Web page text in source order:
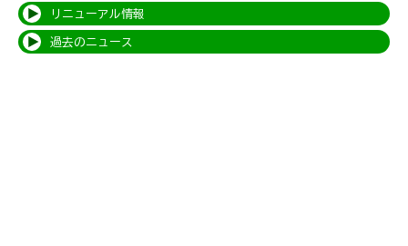
リニューアル情報
過去のニュース